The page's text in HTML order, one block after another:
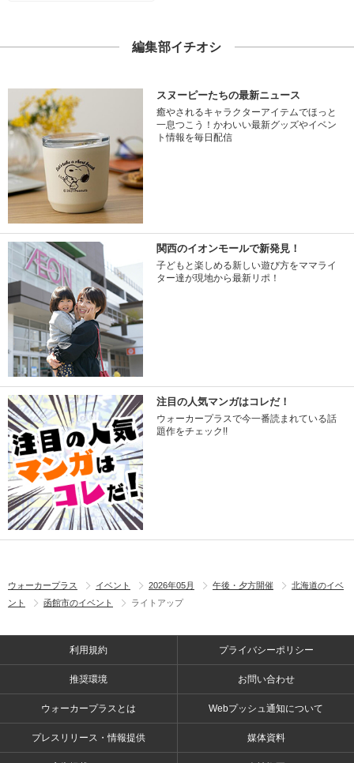
編集部イチオシ
スヌーピーたちの最新ニュース
癒やされるキャラクターアイテムでほっと
一息つこう！かわいい最新グッズやイベン
ト情報を毎日配信
関西のイオンモールで新発見！
子どもと楽しめる新しい遊び方をママライ
ター達が現地から最新リポ！
注目の人気マンガはコレだ！
ウォーカープラスで今一番読まれている話
題作をチェック!!
ウォーカープラス イベント 2026年05月 午後・夕方開催
北海道のイベ
ント
函館市のイベント ライトアップ
利用規約 プライバシーポリシー
推奨環境 お問い合わせ
ウォーカープラスとは Webプッシュ通知について
プレスリリース・情報提供 媒体資料